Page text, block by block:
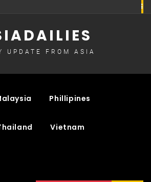
UPDATE FROM ASIA
Phillipines
Vietnam